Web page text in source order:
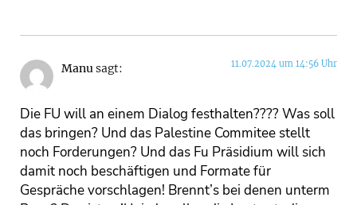
Manusagt: 11.07.2024 um 14:56 Uhr
Die FU will an einem Dialog festhalten???? Was soll
das bringen? Und das Palestine Commitee stellt
noch Forderungen? Und das Fu Präsidium will sich
damit noch beschäftigen und Formate für
Gespräche vorschlagen! Brennt’s bei denen unterm